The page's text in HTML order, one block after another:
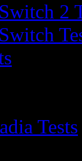
2
Tests